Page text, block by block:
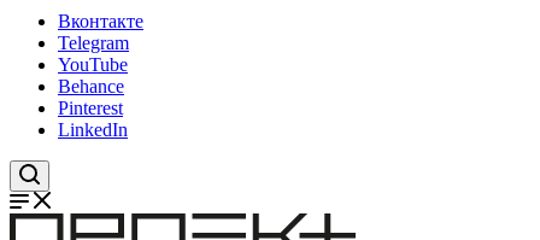
Вконтакте
Telegram
YouTube
Behance
Pinterest
LinkedIn